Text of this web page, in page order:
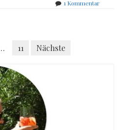
1 Kommentarzu
11 Nächste